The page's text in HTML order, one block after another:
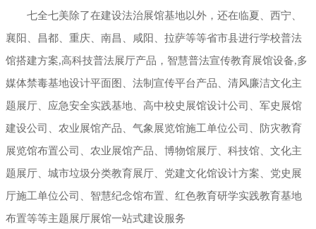
七全七美除了在建设法治展馆基地以外，还在临夏、西宁、
襄阳、昌都、重庆、南昌、咸阳、拉萨等等省市县进行学校普法
馆搭建方案,高科技普法展厅产品，智慧普法宣传教育展馆设备,多
媒体禁毒基地设计平面图、法制宣传平台产品、清风廉洁文化主
题展厅、应急安全实践基地、高中校史展馆设计公司、军史展馆
建设公司、农业展馆产品、气象展览馆施工单位公司、防灾教育
展览馆布置公司、农业展馆产品、博物馆展厅、科技馆、文化主
题展厅、城市垃圾分类教育展厅、党建文化馆设计方案、党史展
厅施工单位公司、智慧纪念馆布置、红色教育研学实践教育基地
布置等等主题展厅展馆一站式建设服务